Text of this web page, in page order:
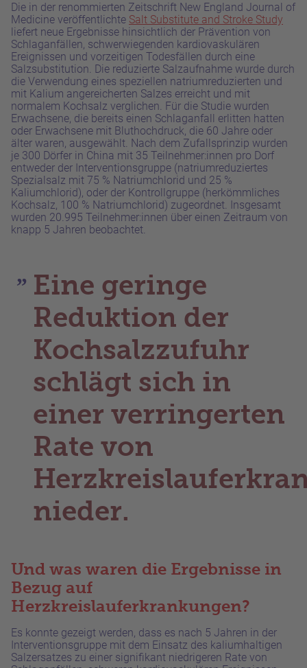
Die in der renommierten Zeitschrift New England Journal of
Medicine veröffentlichte Salt Substitute and Stroke Study
liefert neue Ergebnisse hinsichtlich der Prävention von
Schlaganfällen, schwerwiegenden kardiovaskulären
Ereignissen und vorzeitigen Todesfällen durch eine
Salzsubstitution. Die reduzierte Salzaufnahme wurde durch
die Verwendung eines speziellen natriumreduzierten und
mit Kalium angereicherten Salzes erreicht und mit
normalem Kochsalz verglichen. Für die Studie wurden
Erwachsene, die bereits einen Schlaganfall erlitten hatten
oder Erwachsene mit Bluthochdruck, die 60 Jahre oder
älter waren, ausgewählt. Nach dem Zufallsprinzip wurden
je 300 Dörfer in China mit 35 Teilnehmer:innen pro Dorf
entweder der Interventionsgruppe (natriumreduziertes
Spezialsalz mit 75 % Natriumchlorid und 25 %
Kaliumchlorid), oder der Kontrollgruppe (herkömmliches
Kochsalz, 100 % Natriumchlorid) zugeordnet. Insgesamt
wurden 20.995 Teilnehmer:innen über einen Zeitraum von
knapp 5 Jahren beobachtet.
Eine geringe
Reduktion der
Kochsalzzufuhr
schlägt sich in
einer verringerten
Rate von
nieder.
Und was waren die Ergebnisse in
Bezug auf
Herzkreislauferkrankungen?
Es konnte gezeigt werden, dass es nach 5 Jahren in der
Interventionsgruppe mit dem Einsatz des kaliumhaltigen
Salzersatzes zu einer signifikant niedrigeren Rate von